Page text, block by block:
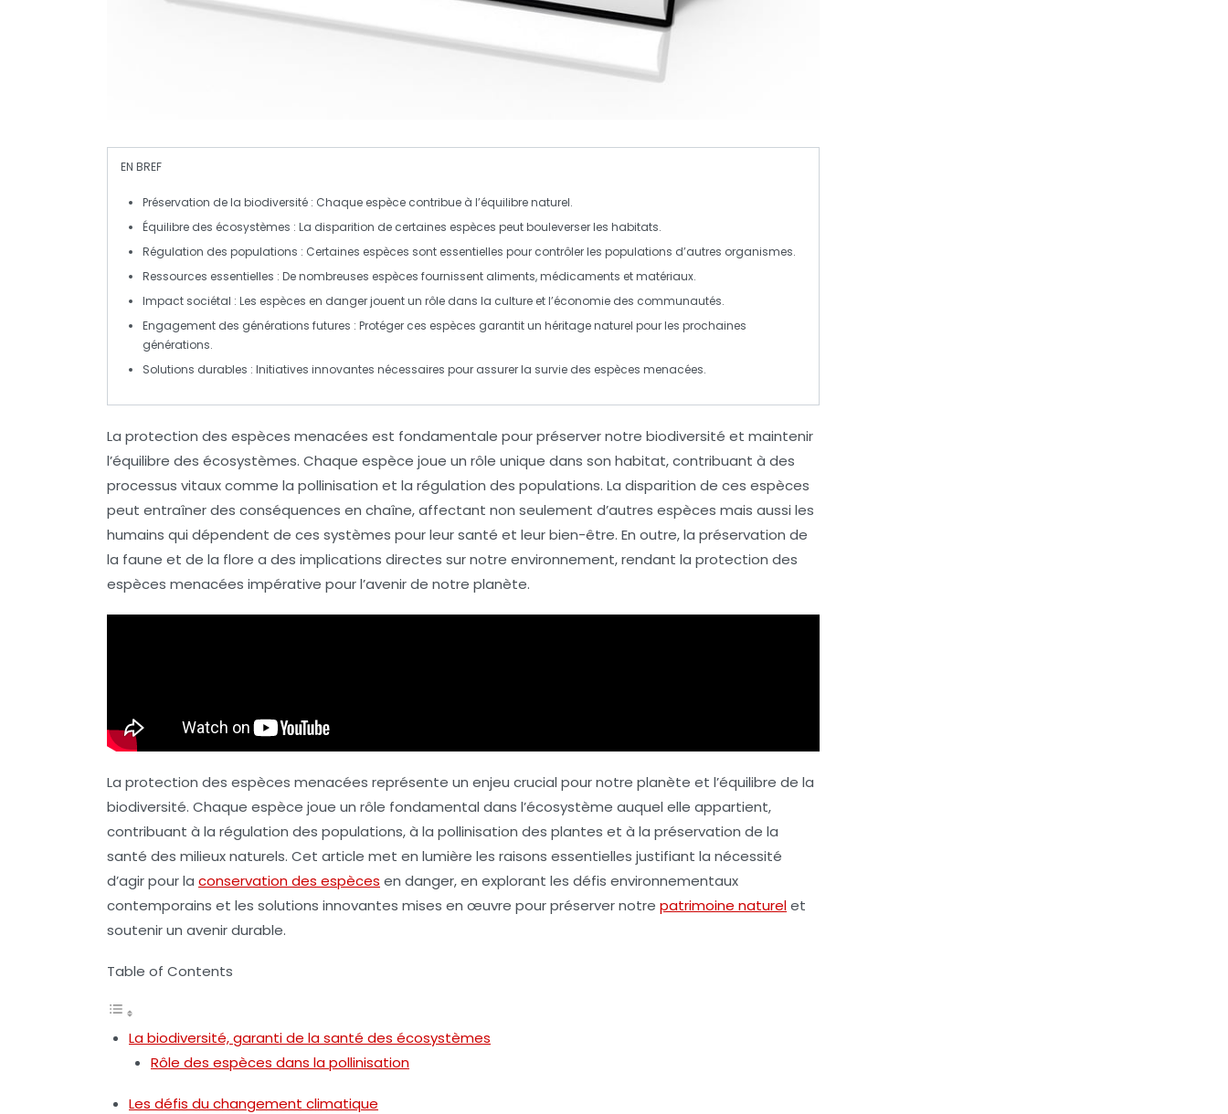
EN BREF
Préservation de la biodiversité : Chaque espèce contribue à l’équilibre naturel.
Équilibre des écosystèmes : La disparition de certaines espèces peut bouleverser les habitats.
Régulation des populations : Certaines espèces sont essentielles pour contrôler les populations d’autres organismes.
Ressources essentielles : De nombreuses espèces fournissent aliments, médicaments et matériaux.
Impact sociétal : Les espèces en danger jouent un rôle dans la culture et l’économie des communautés.
Engagement des générations futures : Protéger ces espèces garantit un héritage naturel pour les prochaines
générations.
Solutions durables : Initiatives innovantes nécessaires pour assurer la survie des espèces menacées.
La protection des espèces menacées est fondamentale pour préserver notre biodiversité et maintenir
l’équilibre des écosystèmes. Chaque espèce joue un rôle unique dans son habitat, contribuant à des
processus vitaux comme la pollinisation et la régulation des populations. La disparition de ces espèces
peut entraîner des conséquences en chaîne, affectant non seulement d’autres espèces mais aussi les
humains qui dépendent de ces systèmes pour leursanté et leurbien-être. En outre, la préservation de
la faune et de la flore a des implications directes sur notre environnement, rendant la protection des
espèces menacées impérative pour l’avenir de notre planète.
La protection des espèces menacées représente un enjeu crucial pour notre planète et l’équilibre de la
biodiversité. Chaque espèce joue un rôle fondamental dans l’écosystème auquel elle appartient,
contribuant à la régulation des populations, à la pollinisation des plantes et à la préservation de la
santé des milieux naturels. Cet article met en lumière les raisons essentielles justifiant la nécessité
d’agir pour la conservation des espèces en danger, en explorant les défis environnementaux
contemporains et les solutions innovantes mises en œuvre pour préserver notre patrimoine naturelet
soutenir un avenir durable.
Table of Contents
La biodiversité, garanti de la santé des écosystèmes
Rôle des espèces dans la pollinisation
Les défis du changement climatique